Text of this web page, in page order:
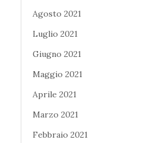
Agosto 2021
Luglio 2021
Giugno 2021
Maggio 2021
Aprile 2021
Marzo 2021
Febbraio 2021